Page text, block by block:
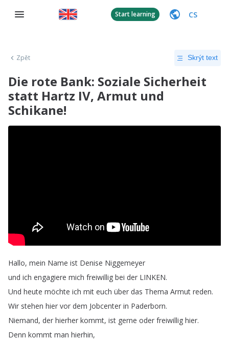
Start learning CS
Zpět Skrýt text
Die rote Bank: Soziale Sicherheit
statt Hartz IV, Armut und
Schikane!
Hallo, mein Name ist Denise Niggemeyer
und ich engagiere mich freiwillig bei der LINKEN.
Und heute möchte ich mit euch über das Thema Armut reden.
Wir stehen hier vor dem Jobcenter in Paderborn.
Niemand, der hierher kommt, ist gerne oder freiwillig hier.
Denn kommt man hierhin,